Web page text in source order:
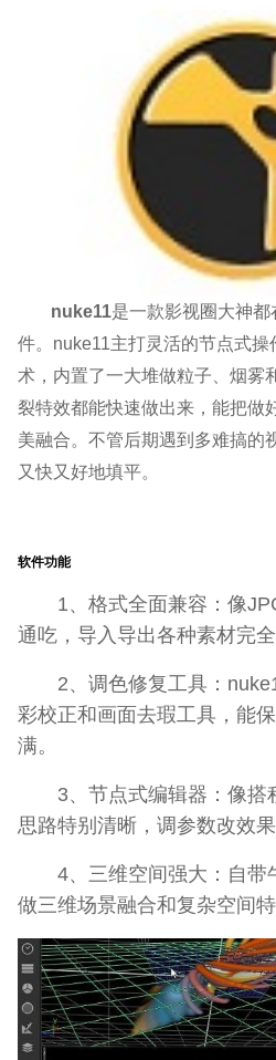
nuke11是一款影视圈大神
件。nuke11主打灵活的节点式
术，内置了一大堆做粒子、烟雾
裂特效都能快速做出来，能把做
美融合。不管后期遇到多难搞的
又快又好地填平。
软件功能
1、格式全面兼容：像
通吃，导入导出各种素材完
2、调色修复工具：
彩校正和画面去瑕工具，能
满。
3、节点式编辑器：像搭
思路特别清晰，调参数改效
4、三维空间强大：自带
做三维场景融合和复杂空间